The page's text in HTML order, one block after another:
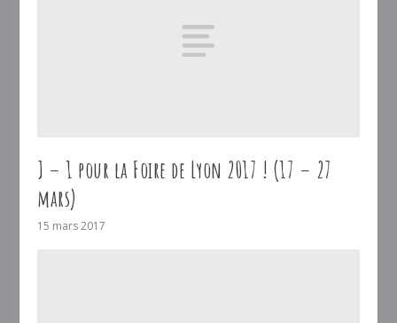
J – 1 pour la Foire de Lyon 2017 ! (17 – 27
mars)
15 mars 2017